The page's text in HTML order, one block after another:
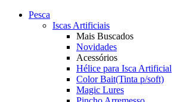
Pesca
Iscas Artificiais
Mais Buscados
Novidades
Acessórios
Hélice para Isca Artificial
Color Bait(Tinta p/soft)
Magic Lures